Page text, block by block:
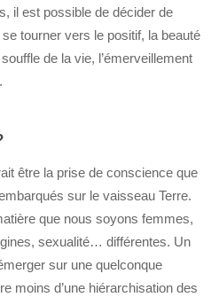
il est possible de décider de
tourner vers le positif, la beauté
de la vie, l’émerveillement
être la prise de conscience que
sur le vaisseau Terre.
que nous soyons femmes,
sexualité… différentes. Un
sur une quelconque
moins d’une hiérarchisation des